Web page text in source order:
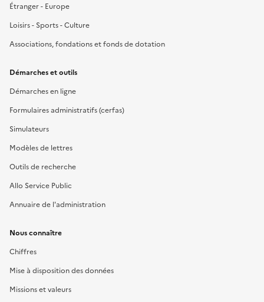
Étranger - Europe
Loisirs - Sports - Culture
Associations, fondations et fonds de dotation
Démarches et outils
Démarches en ligne
Formulaires administratifs (cerfas)
Simulateurs
Modèles de lettres
Outils de recherche
Allo Service Public
Annuaire de l'administration
Nous connaître
Chiffres
Mise à disposition des données
Missions et valeurs